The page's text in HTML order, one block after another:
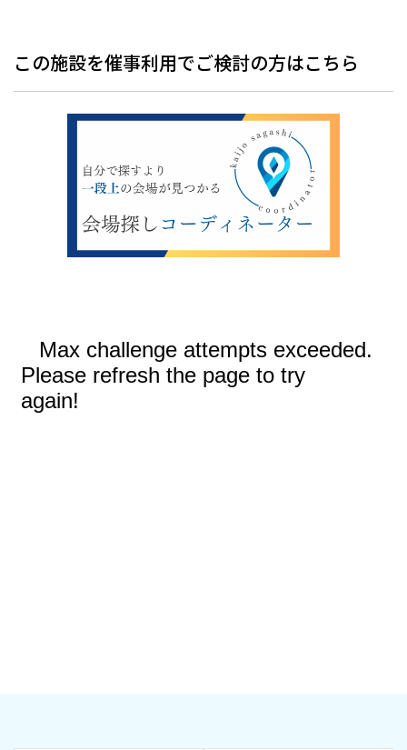
この施設を催事利用でご検討の方はこちら